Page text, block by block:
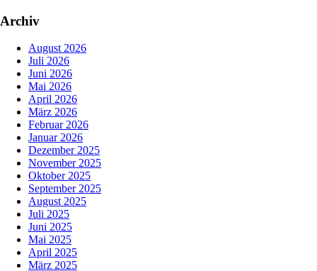
Archiv
August 2026
Juli 2026
Juni 2026
Mai 2026
April 2026
März 2026
Februar 2026
Januar 2026
Dezember 2025
November 2025
Oktober 2025
September 2025
August 2025
Juli 2025
Juni 2025
Mai 2025
April 2025
März 2025